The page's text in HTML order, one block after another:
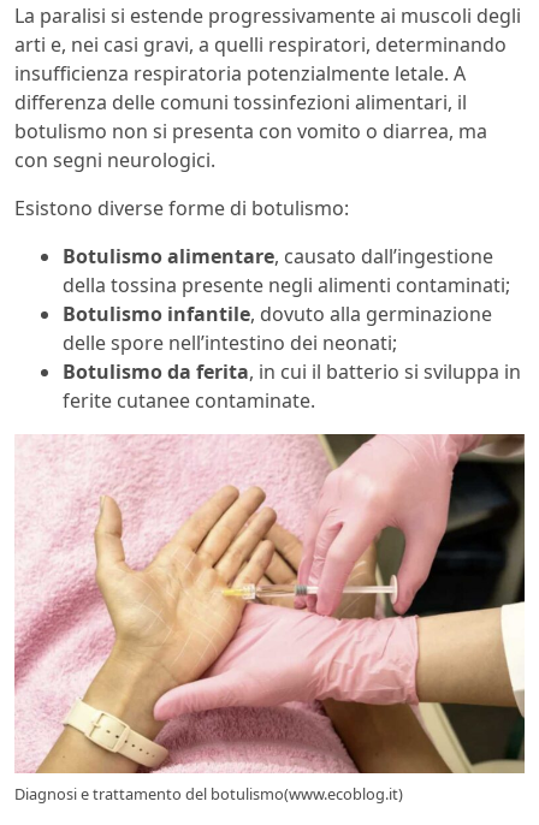
La paralisi si estende progressivamente ai muscoli degli
arti e, nei casi gravi, a quelli respiratori, determinando
insufficienza respiratoria potenzialmente letale. A
differenza delle comuni tossinfezioni alimentari, il
botulismo non si presenta con vomito o diarrea, ma
con segni neurologici.
Esistono diverse forme di botulismo:
Botulismo alimentare, causato dall’ingestione
della tossina presente negli alimenti contaminati;
Botulismo infantile, dovuto alla germinazione
delle spore nell’intestino dei neonati;
Botulismo da ferita, in cui il batterio si sviluppa in
ferite cutanee contaminate.
Diagnosi e trattamento del botulismo(www.ecoblog.it)